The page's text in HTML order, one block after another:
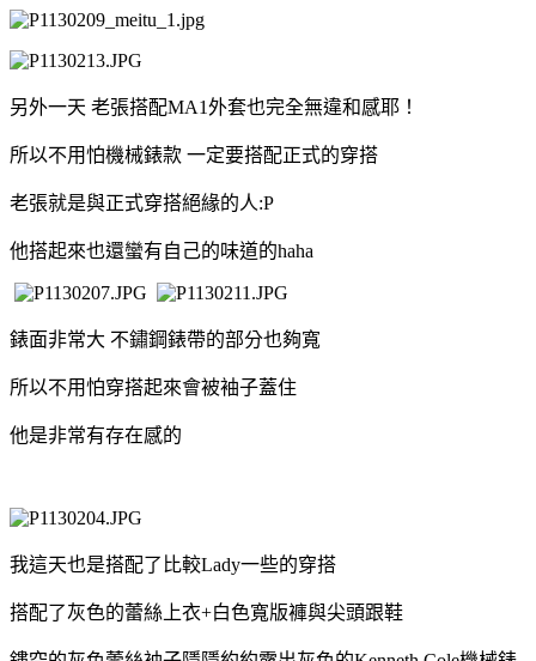
另外一天 老張搭配MA1外套也完全無違和感耶！
所以不用怕機械錶款 一定要搭配正式的穿搭
老張就是與正式穿搭絕緣的人:P
他搭起來也還蠻有自己的味道的haha
錶面非常大 不鏽鋼錶帶的部分也夠寬
所以不用怕穿搭起來會被袖子蓋住
他是非常有存在感的
我這天也是搭配了比較Lady一些的穿搭
搭配了灰色的蕾絲上衣+白色寬版褲與尖頭跟鞋